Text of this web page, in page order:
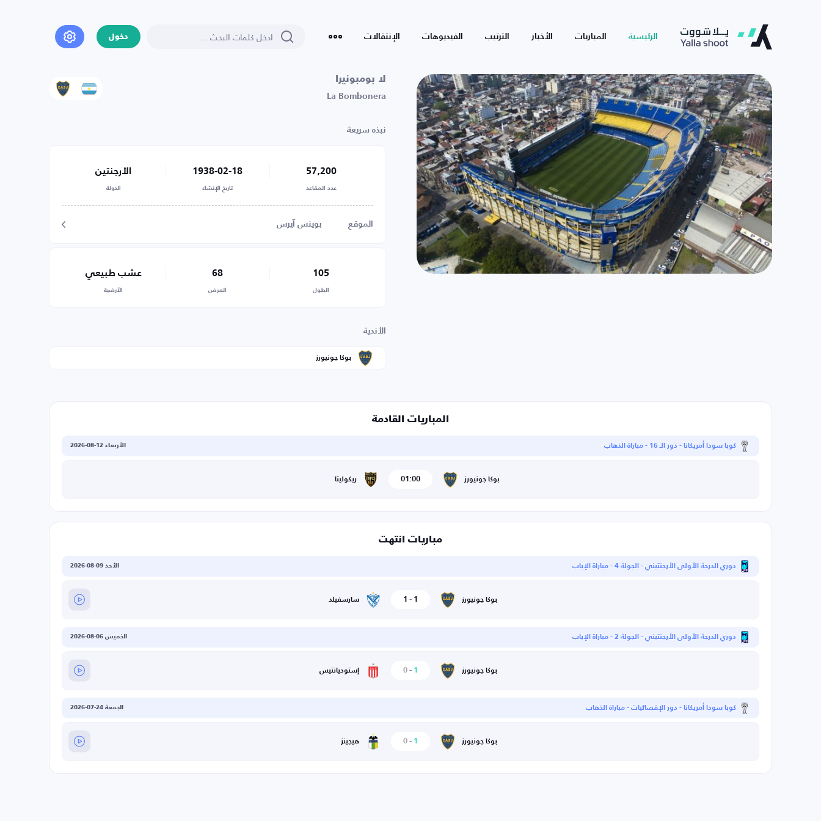
الرئيسية المباريات الأخبار الترتيب الفيديوهات الإنتقالات دخول
لا بومبونيرا
La Bombonera
نبذه سريعة
57,200
عدد المقاعد
1938-02-18
تاريخ الإنشاء
الأرجنتين
الدولة
الموقع بوينس آيرس
105
الطول
68
العرض
عشب طبيعي
الأرضية
الأندية
بوكا جونيورز
المباريات القادمة
كوبا سودا أمريكانا - دور الـ 16 - مباراة الذهاب الأربعاء 12-08-2026
بوكا جونيورز 01:00 ريكوليتا
مباريات انتهت
دوري الدرجة الأولى الأرجنتيني - الجولة 4 - مباراة الإياب الأحد 09-08-2026
بوكا جونيورز 1
-
1 سارسفيلد
دوري الدرجة الأولى الأرجنتيني - الجولة 2 - مباراة الإياب الخميس 06-08-2026
بوكا جونيورز 1
-
0 إستوديانتيس
كوبا سودا أمريكانا - دور الإقصائيات - مباراة الذهاب الجمعة 24-07-2026
بوكا جونيورز 1
-
0 هيجينز